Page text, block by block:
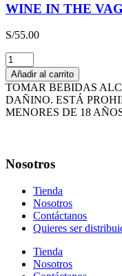
WINE IN THE
S/55.00
WINE
IN
THE
VAGINE
cantidad
Añadir al carrito
TOMAR BEBIDAS
DAÑINO. ESTÁ
MENORES DE 18
Nosotros
Tienda
Nosotros
Contáctanos
Quieres ser
Tienda
Nosotros